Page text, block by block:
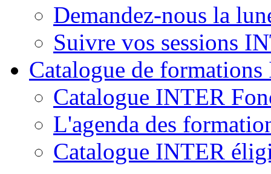
Demandez-nous la
Suivre vos sessions
Catalogue de
Catalogue INTER
L'agenda des
Catalogue INTER